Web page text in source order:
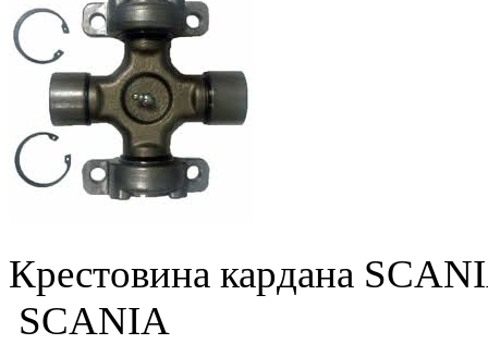
Крестовина кардана
SCANIA